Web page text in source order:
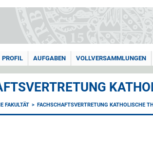
PROFIL AUFGABEN VOLLVERSAMMLUNGEN
FAKULTÄT FACHSCHAFTSVERTRETUNG KATHOLISCHE